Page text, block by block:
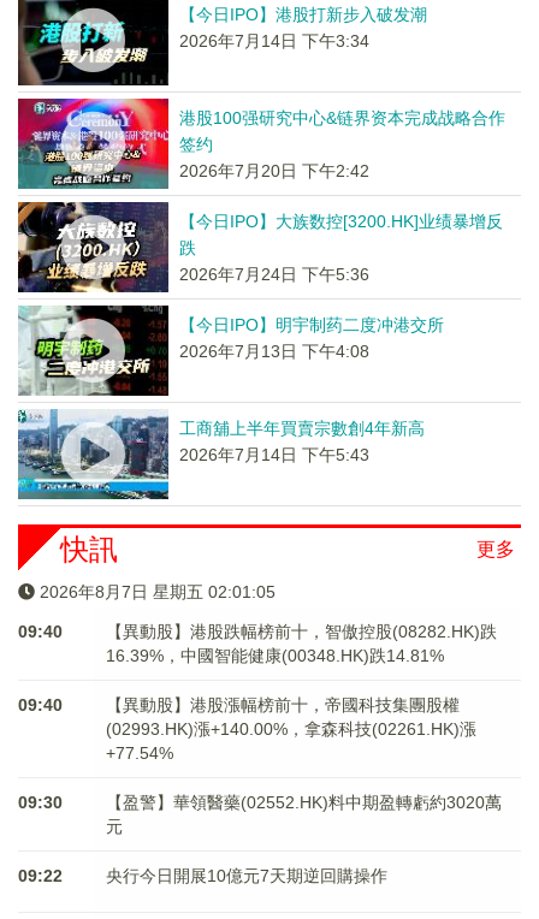
【今日IPO】港股打新步入破发潮
2026年7月14日 下午3:34
港股100强研究中心&链界资本完成战略合作
签约
2026年7月20日 下午2:42
【今日IPO】大族数控[3200.HK]业绩暴增反
跌
2026年7月24日 下午5:36
【今日IPO】明宇制药二度冲港交所
2026年7月13日 下午4:08
工商舖上半年買賣宗數創4年新高
2026年7月14日 下午5:43
更多
快訊
2026年8月7日 星期五 02:01:06
09:40
【異動股】港股跌幅榜前十，智傲控股(08282.HK)跌
16.39%，中國智能健康(00348.HK)跌14.81%
09:40
【異動股】港股漲幅榜前十，帝國科技集團股權
(02993.HK)漲+140.00%，拿森科技(02261.HK)漲
+77.54%
09:30
【盈警】華領醫藥(02552.HK)料中期盈轉虧約3020萬
元
09:22 央行今日開展10億元7天期逆回購操作